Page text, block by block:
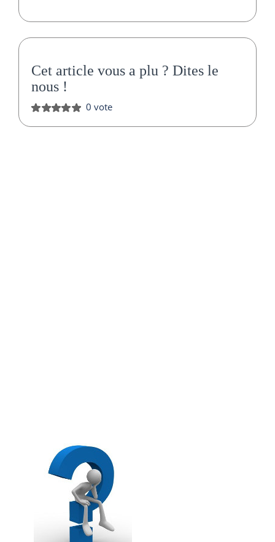
Cet article vous a plu ? Dites le
nous !
0 vote